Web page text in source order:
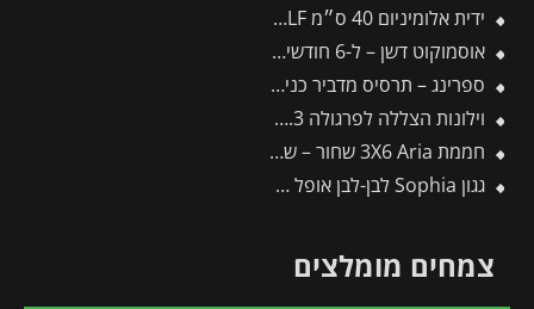
ידית אלומיניום 40 ס״מ ZM04 – WOLF
אוסמוקוט דשן – ל-6 חודשים – 3 ק"ג
ספרינג – תרסיס מדביר כנימות
וילונות הצללה לפרגולה 3X7.3 מבית פלרם – Canopia
חממת 3X6 Aria שחור – שקוף מבית פלרם – Canopia
גגון Sophia לבן-לבן אופל 1X1.6 עיצוב מודרני מבית פלרם – Canopia
צמחים מומלצים